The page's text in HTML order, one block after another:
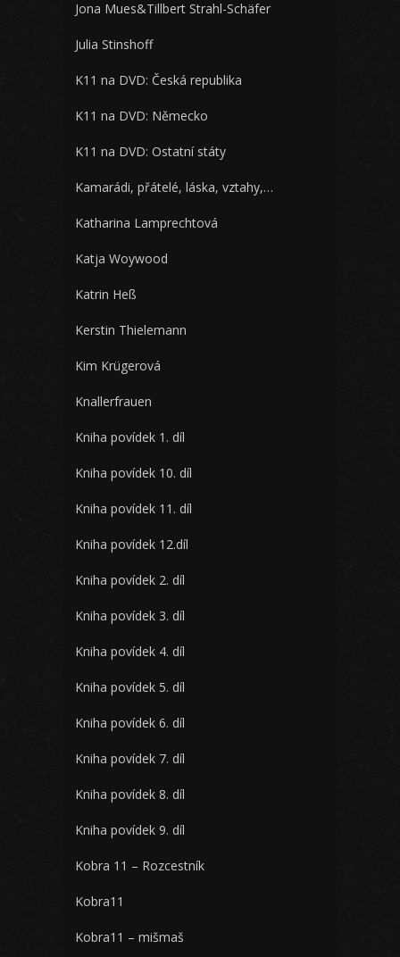
Jona Mues&Tillbert Strahl-Schäfer
Julia Stinshoff
K11 na DVD: Česká republika
K11 na DVD: Německo
K11 na DVD: Ostatní státy
Kamarádi, přátelé, láska, vztahy,…
Katharina Lamprechtová
Katja Woywood
Katrin Heß
Kerstin Thielemann
Kim Krügerová
Knallerfrauen
Kniha povídek 1. díl
Kniha povídek 10. díl
Kniha povídek 11. díl
Kniha povídek 12.díl
Kniha povídek 2. díl
Kniha povídek 3. díl
Kniha povídek 4. díl
Kniha povídek 5. díl
Kniha povídek 6. díl
Kniha povídek 7. díl
Kniha povídek 8. díl
Kniha povídek 9. díl
Kobra 11 – Rozcestník
Kobra11
Kobra11 – mišmaš